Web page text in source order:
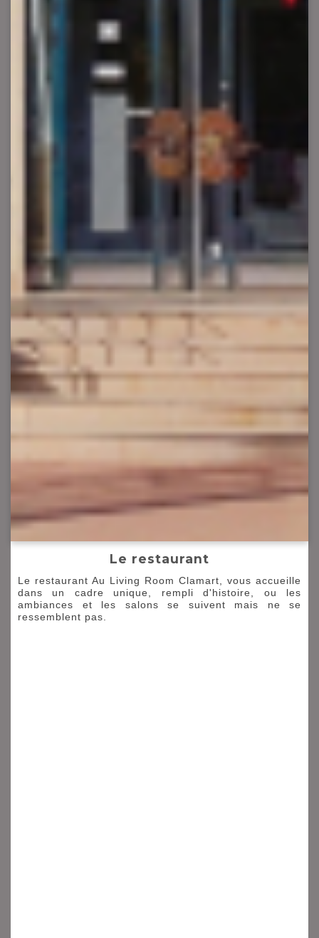
Le restaurant
Le restaurant Au Living Room Clamart, vous accueille
dans un cadre unique, rempli d'histoire, ou les
ambiances et les salons se suivent mais ne se
ressemblent pas.